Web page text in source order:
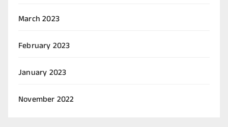
March 2023
February 2023
January 2023
November 2022